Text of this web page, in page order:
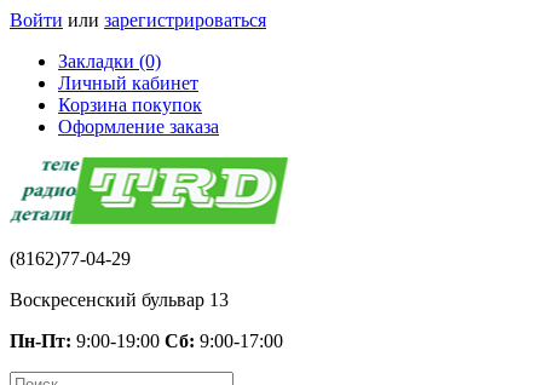
Войти или зарегистрироваться
Закладки (0)
Личный кабинет
Корзина покупок
Оформление заказа
(8162)77-04-29
Воскресенский бульвар 13
Пн-Пт: 9:00-19:00 Сб: 9:00-17:00